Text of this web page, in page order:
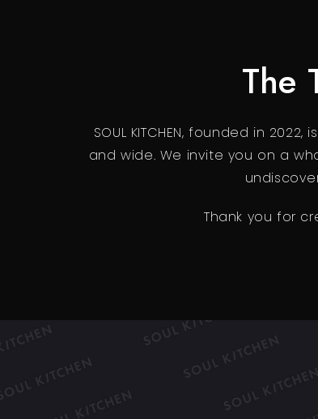
The
SOUL KITCHEN, founded in
and wide. We invite you on a
Thank you for